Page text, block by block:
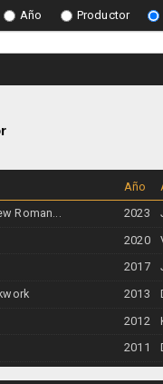
Año Productor
Año
Roman...
2023
2020
2017
2013
2012
2011